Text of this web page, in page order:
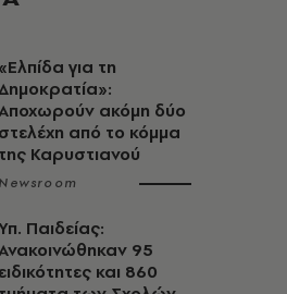
«Ελπίδα για τη
ακόμη δύο
στελέχη από το κόμμα
της Καρυστιανού
Newsroom
Υπ. Παιδείας:
95
ειδικότητες και 860